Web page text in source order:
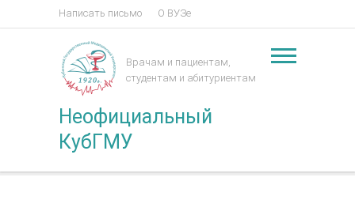
Написать письмо О ВУЗе
Неофициальный
КубГМУ
Врачам и пациентам,
студентам и абитуриентам